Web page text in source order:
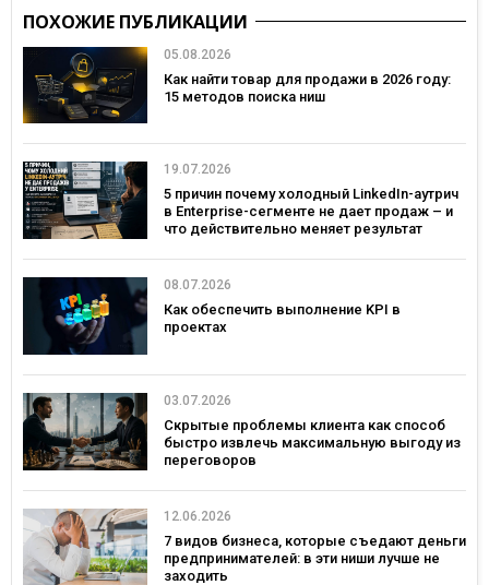
ПОХОЖИЕ ПУБЛИКАЦИИ
05.08.2026
Как найти товар для продажи в 2026 году:
15 методов поиска ниш
19.07.2026
5 причин почему холодный LinkedIn-аутрич
в Enterprise-сегменте не дает продаж – и
что действительно меняет результат
08.07.2026
Как обеспечить выполнение KPI в
проектах
03.07.2026
Скрытые проблемы клиента как способ
быстро извлечь максимальную выгоду из
переговоров
12.06.2026
7 видов бизнеса, которые съедают деньги
предпринимателей: в эти ниши лучше не
заходить